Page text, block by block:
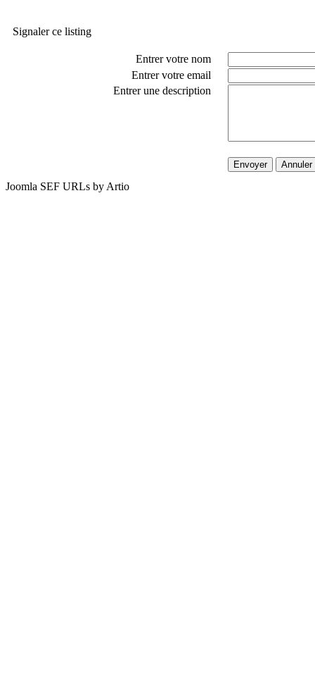
Signaler ce listing
Entrer votre nom
Entrer votre email
Entrer une description
Envoyer Annuler
Joomla SEF URLs by Artio